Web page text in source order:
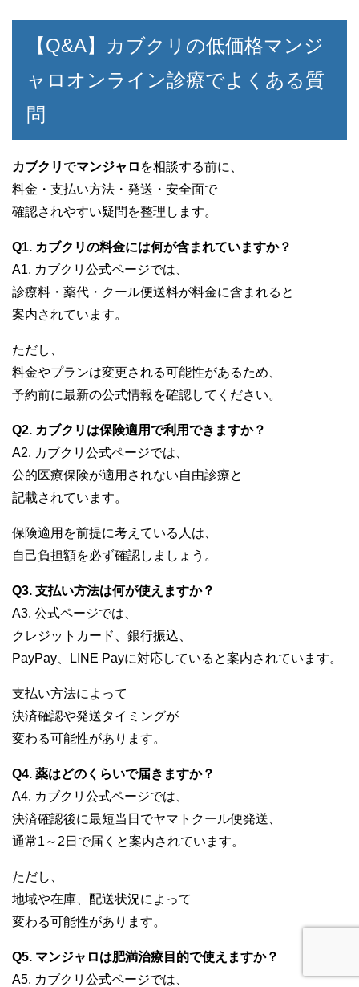
【Q&A】カブクリの低価格マンジ
ャロオンライン診療でよくある質
問
カブクリ でマンジャロ を相談する前に、
料金・支払い方法・発送・安全面で
確認されやすい疑問を整理します。
Q1. カブクリの料金には何が含まれていますか？
A1. カブクリ公式ページでは、
診療料・薬代・クール便送料が料金に含まれると
案内されています。
ただし、
料金やプランは変更される可能性があるため、
予約前に最新の公式情報を確認してください。
Q2. カブクリは保険適用で利用できますか？
A2. カブクリ公式ページでは、
公的医療保険が適用されない自由診療と
記載されています。
保険適用を前提に考えている人は、
自己負担額を必ず確認しましょう。
Q3. 支払い方法は何が使えますか？
A3. 公式ページでは、
クレジットカード、銀行振込、
PayPay、LINE Payに対応していると案内されています。
支払い方法によって
決済確認や発送タイミングが
変わる可能性があります。
Q4. 薬はどのくらいで届きますか？
A4. カブクリ公式ページでは、
決済確認後に最短当日でヤマトクール便発送、
通常1～2日で届くと案内されています。
ただし、
地域や在庫、配送状況によって
変わる可能性があります。
Q5. マンジャロは肥満治療目的で使えますか？
A5. カブクリ公式ページでは、